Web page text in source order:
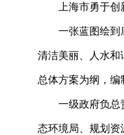
上海市勇于
一张蓝图绘到
清洁美丽、人水和
总体方案为纲，
一级政府负总
态环境局、规划